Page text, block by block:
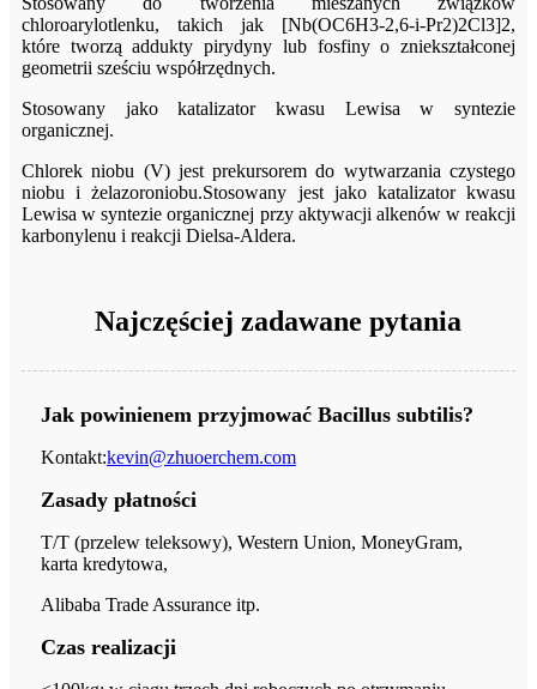
chloroarylotlenku, takich jak [Nb(OC6H3-2,6-i-Pr2)2Cl3]2,
które tworzą addukty pirydyny lub fosfiny o zniekształconej
geometrii sześciu współrzędnych.
Stosowany jako katalizator kwasu Lewisa w syntezie
organicznej.
Chlorek niobu (V) jest prekursorem do wytwarzania czystego
niobu i żelazoroniobu.Stosowany jest jako katalizator kwasu
Lewisa w syntezie organicznej przy aktywacji alkenów w reakcji
karbonylenu i reakcji Dielsa-Aldera.
Najczęściej zadawane pytania
Jak powinienem przyjmować Bacillus subtilis?
Kontakt:kevin@zhuoerchem.com
Zasady płatności
T/T (przelew teleksowy), Western Union, MoneyGram,
karta kredytowa,
Alibaba Trade Assurance itp.
Czas realizacji